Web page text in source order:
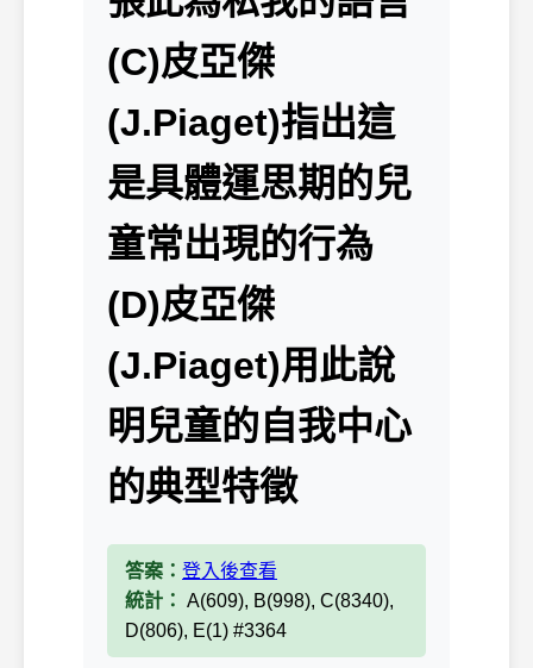
(C)皮亞傑
(J.Piaget)指出這
是具體運思期的兒
童常出現的行為
(D)皮亞傑
(J.Piaget)用此說
明兒童的自我中心
的典型特徵
答案： 登入後查看
統計： A(609), B(998), C(8340),
D(806), E(1) #3364